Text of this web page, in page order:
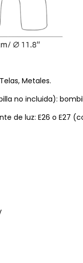
Metales.
no incluida):
de luz: E26 o E27